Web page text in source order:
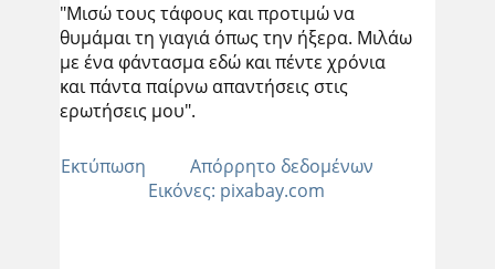
"Μισώ τους τάφους και προτιμώ να
θυμάμαι τη γιαγιά όπως την ήξερα. Μιλάω
με ένα φάντασμα εδώ και πέντε χρόνια
και πάντα παίρνω απαντήσεις στις
ερωτήσεις μου".
Εκτύπωση
Απόρρητο δεδομένων
Εικόνες: pixabay.com